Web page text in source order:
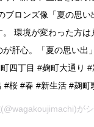
ブロンズ像「夏の思
環境が変わった方
肝心。「夏の思い出
四丁目 #麹町大通り
#桜 #春 #新生活 #麹
(@wagakoujimachi)が